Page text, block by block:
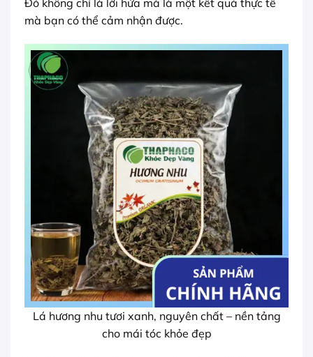
Đó không chỉ là lời hứa mà là một kết quả thực tế
mà bạn có thể cảm nhận được.
Lá hương nhu tươi xanh, nguyên chất – nền tảng
cho mái tóc khỏe đẹp